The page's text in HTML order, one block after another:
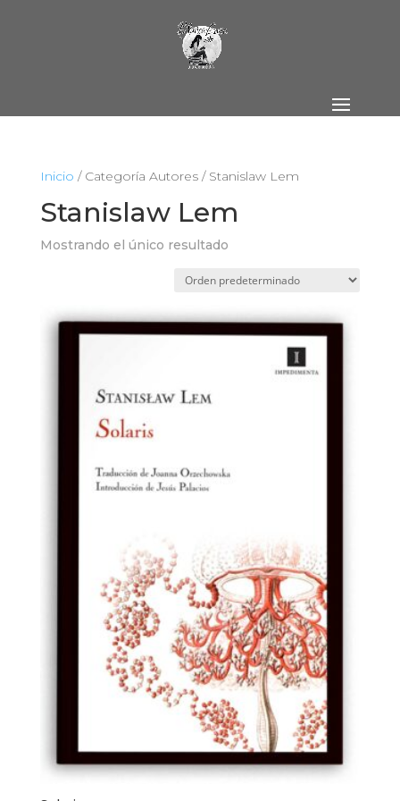
Inicio / Categoría Autores / Stanislaw Lem
Stanislaw Lem
Mostrando el único resultado